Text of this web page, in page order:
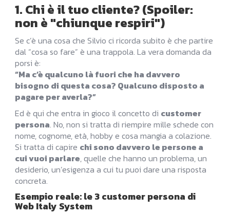
1. Chi è il tuo cliente? (Spoiler:
non è "chiunque respiri")
Se c’è una cosa che Silvio ci ricorda subito è che partire
dal “cosa so fare” è una trappola. La vera domanda da
porsi è:
“Ma c’è qualcuno là fuori che ha davvero
bisogno di questa cosa? Qualcuno disposto a
pagare per averla?”
Ed è qui che entra in gioco il concetto di customer
persona. No, non si tratta di riempire mille schede con
nome, cognome, età, hobby e cosa mangia a colazione.
Si tratta di capire chi sono davvero le persone a
cui vuoi parlare, quelle che hanno un problema, un
desiderio, un’esigenza a cui tu puoi dare una risposta
concreta.
Esempio reale: le 3 customer persona di
Web Italy System